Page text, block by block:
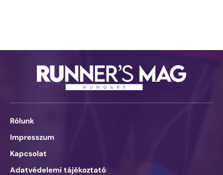
Rólunk
Impresszum
Kapcsolat
Adatvédelemi tájékoztató